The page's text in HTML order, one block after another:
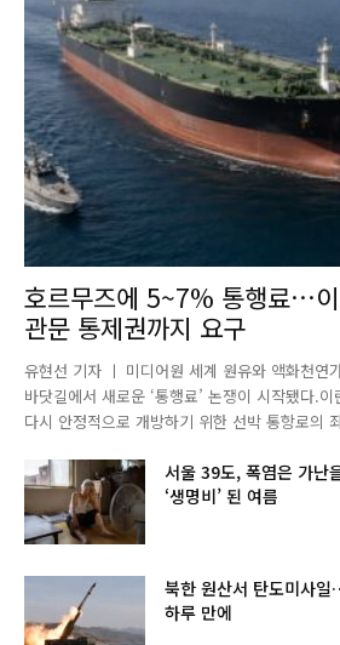
호르무즈에 5~7% 통행료…
관문 통제권까지 요구
유현선 기자 ㅣ 미디어원 세계 원유와 액화천연
바닷길에서 새로운 ‘통행료’ 논쟁이 시작됐다.
다시 안정적으로 개방하기 위한 선박 통항로의
서울 39도, 폭염은 가난
‘생명비’ 된 여름
북한 원산서 탄도미사일
하루 만에